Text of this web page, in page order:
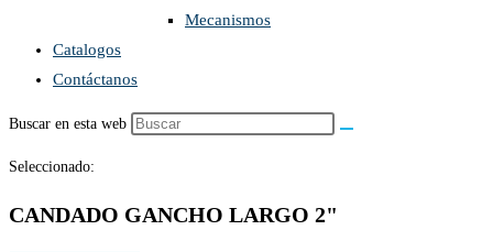
Mecanismos
Catalogos
Contáctanos
Buscar en esta web
Seleccionado:
CANDADO GANCHO LARGO 2"